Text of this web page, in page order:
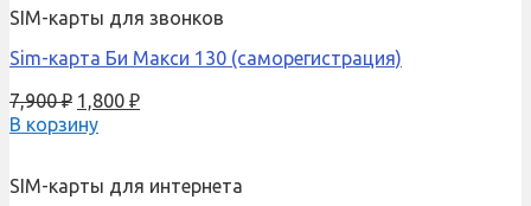
SIM-карты для звонков
Sim-карта Би Макси 130 (саморегистрация)
7,900₽ 1,800 ₽
В корзину
SIM-карты для интернета